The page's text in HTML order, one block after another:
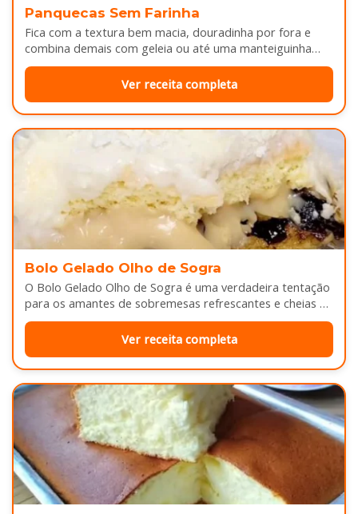
Panquecas Sem Farinha
Fica com a textura bem macia, douradinha por fora e
combina demais com geleia ou até uma manteiguinha
derretendo por cima...
Ver receita completa
Bolo Gelado Olho de Sogra
O Bolo Gelado Olho de Sogra é uma verdadeira tentação
para os amantes de sobremesas refrescantes e cheias de
sabor...
Ver receita completa